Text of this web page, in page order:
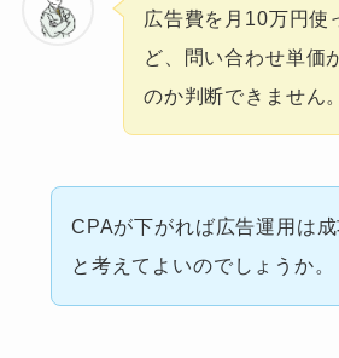
広告費を月10万円使
ど、問い合わせ単価
のか判断できません。
CPAが下がれば広告運用は成
と考えてよいのでしょうか。